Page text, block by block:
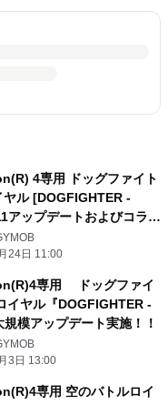
4専用 ドッグファイト
ヤル [DOGFIGHTER -
アップデートおよびコラ
始！
24日 11:00
専用 ドッグファイ
イヤル『DOGFIGHTER -
模アップデート実施！！
3日 13:00
専用 空のバトルロイ